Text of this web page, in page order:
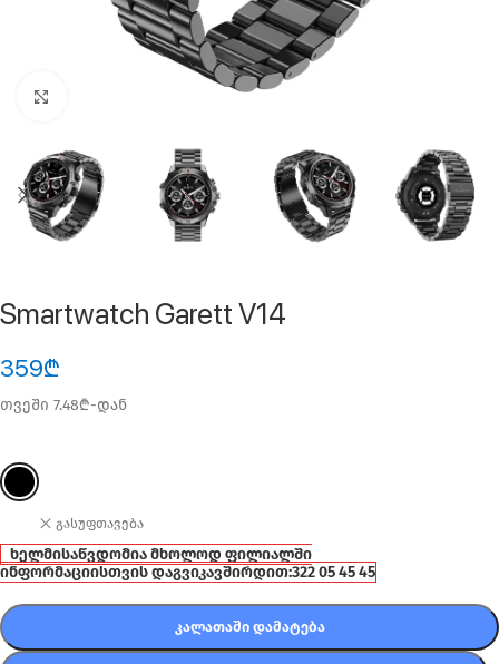
Smartwatch Garett V14
359₾
თვეში 7.48₾-დან
გასუფთავება
ხელმისაწვდომია მხოლოდ ფილიალში
ინფორმაციისთვის დაგვიკავშირდით:322 05 45 45
ᲙᲐᲚᲐᲗᲐᲨᲘ ᲓᲐᲛᲐᲢᲔᲑᲐ